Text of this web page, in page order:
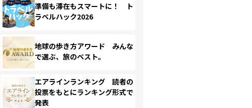
準備も滞在もスマートに！ ト
ラベルハック2026
地球の歩き方アワード みんな
で選ぶ、旅のベスト。
エアラインランキング 読者の
投票をもとにランキング形式で
発表